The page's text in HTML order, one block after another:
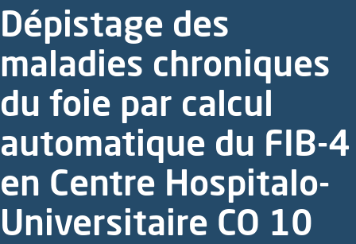
Dépistage des
maladies chroniques
du foie par calcul
automatique du FIB-4
en Centre Hospitalo-
Universitaire CO 10